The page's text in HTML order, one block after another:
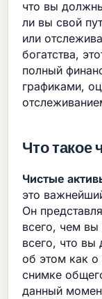
что вы
ли вы свой
или
богатства,
полный
графиками,
Что такое
Чистые
это
Он
всего, чем вы
всего, что вы
об этом как
снимке
данный